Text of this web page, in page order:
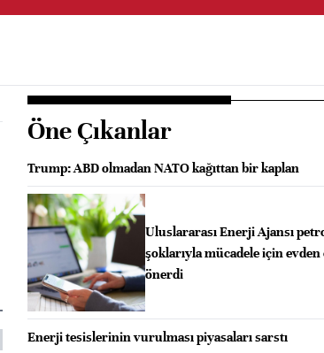
Öne Çıkanlar
Trump: ABD olmadan NATO kağıttan bir kaplan
Uluslararası Enerji Ajansı
şoklarıyla mücadele için evden
önerdi
Enerji tesislerinin vurulması piyasaları sarstı